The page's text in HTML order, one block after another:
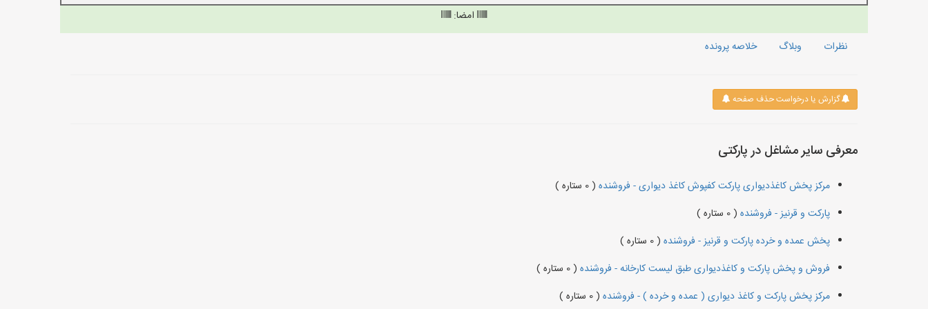
امضا:
نظرات
وبلاگ خلاصه پرونده
گزارش یا درخواست حذف صفحه
معرفی سایر مشاغل در پارکتی
مرکز پخش کاغذدیواری پارکت کفپوش کاغذ دیواری - فروشنده ( 0 ستاره )
پارکت و قرنیز - فروشنده ( 0 ستاره )
پخش عمده و خرده پارکت و قرنیز - فروشنده ( 0 ستاره )
فروش و پخش پارکت و کاغذدیواری طبق لیست کارخانه - فروشنده ( 0 ستاره )
مرکز پخش پارکت و کاغذ دیواری ( عمده و خرده ) - فروشنده ( 0 ستاره )